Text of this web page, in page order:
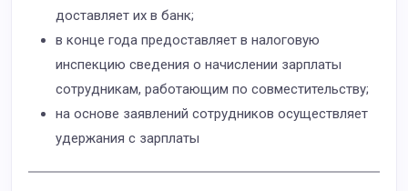
доставляет их в банк;
в конце года предоставляет в налоговую
инспекцию сведения о начислении зарплаты
сотрудникам, работающим по совместительству;
на основе заявлений сотрудников осуществляет
удержания с зарплаты